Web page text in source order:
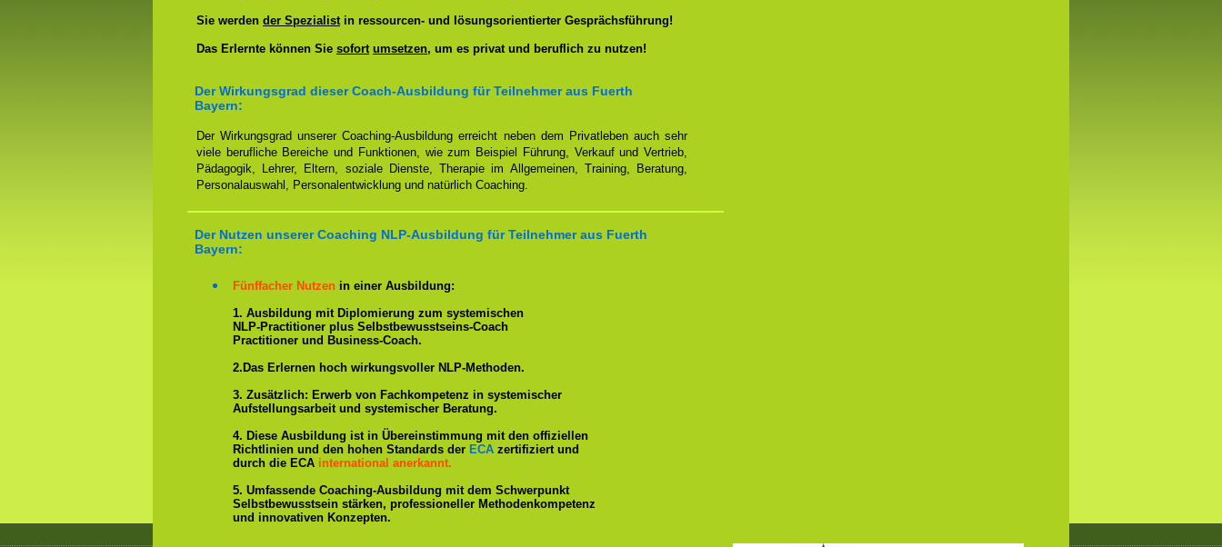
Sie werden der Spezialistin ressourcen- und lösungsorientierter Gesprächsführung!
Das Erlernte können Sie sofort umsetzen, um es privat und beruflich zu nutzen!
Der Wirkungsgrad dieser Coach-Ausbildung für Teilnehmer aus Fuerth
Bayern:
Der Wirkungsgrad unserer Coaching-Ausbildung erreicht neben dem Privatleben auch sehr
viele berufliche Bereiche und Funktionen, wie zum Beispiel Führung, Verkauf und Vertrieb,
Pädagogik, Lehrer, Eltern, soziale Dienste, Therapie im Allgemeinen, Training, Beratung,
Personalauswahl, Personalentwicklung und natürlich Coaching.
Der Nutzen unserer Coaching NLP-Ausbildung für Teilnehmer aus Fuerth
Bayern:
Fünffacher Nutzen in einer Ausbildung:
1. Ausbildung mit Diplomierung zum systemischen
NLP-Practitioner plus Selbstbewusstseins-Coach
Practitioner und Business-Coach.
2.Das Erlernen hoch wirkungsvoller NLP-Methoden.
3. Zusätzlich: Erwerb von Fachkompetenz in systemischer
Aufstellungsarbeit und systemischer Beratung.
4. Diese Ausbildung ist in Übereinstimmung mit den offiziellen
Richtlinien und den hohen Standards der ECA zertifiziert und
durch die ECA international anerkannt.
5. Umfassende Coaching-Ausbildung mit dem Schwerpunkt
Selbstbewusstsein stärken, professioneller Methodenkompetenz
und innovativen Konzepten.